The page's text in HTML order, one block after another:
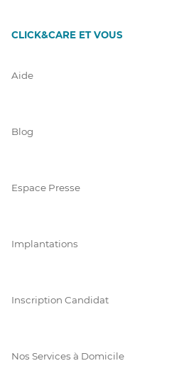
CLICK&CARE ET VOUS
Aide
Blog
Espace Presse
Implantations
Inscription Candidat
Nos Services à Domicile